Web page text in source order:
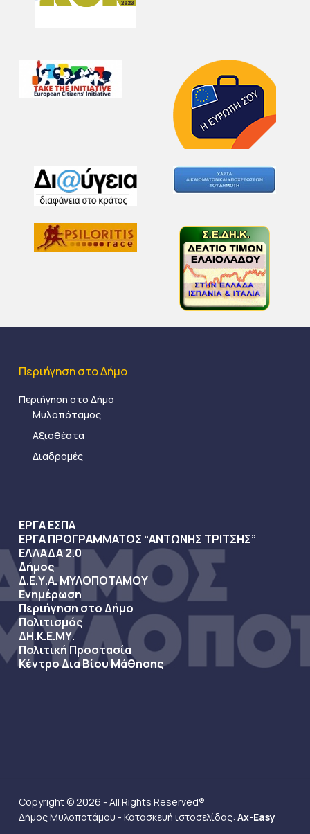
Περιήγηση στο Δήμο
Περιήγηση στο Δήμο
Μυλοπόταμος
Αξιοθέατα
Διαδρομές
ΕΡΓΑ ΕΣΠΑ
ΕΡΓΑ ΠΡΟΓΡΑΜΜΑΤΟΣ “ΑΝΤΩΝΗΣ ΤΡΙΤΣΗΣ”
ΕΛΛΑΔΑ 2.0
Δήμος
Δ.Ε.Υ.Α. ΜΥΛΟΠΟΤΑΜΟΥ
Ενημέρωση
Περιήγηση στο Δήμο
Πολιτισμός
ΔΗ.Κ.Ε.ΜΥ.
Πολιτική Προστασία
Κέντρο Δια Βίου Μάθησης
Copyright © 2026 - All Rights Reserved®
Δήμος Μυλοποτάμου - Κατασκευή ιστοσελίδας: Ax-Easy